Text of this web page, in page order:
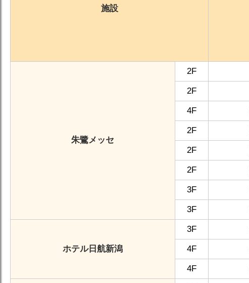
施設
朱鷺メッセ
2F
2F
4F
2F
2F
2F
3F
3F
ホテル日航新潟
3F
4F
4F